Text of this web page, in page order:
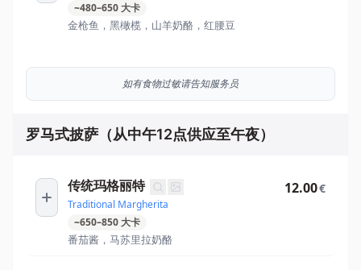
~480–650大卡
金枪鱼，黑橄榄，山羊奶酪，红腰豆
如有食物过敏请告知服务员
罗马式披萨（从中午12点供应至午夜）
传统玛格丽特
Traditional Margherita
~650–850大卡
番茄酱，马苏里拉奶酪
12.00€